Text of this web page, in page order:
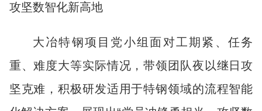
攻坚数智化新高地
大冶特钢项目党小组面对工期紧、任务
重、难度大等实际情况，带领团队夜以继日攻
坚克难，积极研发适用于特钢领域的流程智能